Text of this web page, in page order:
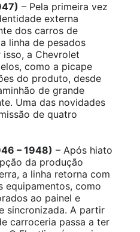
– Pela primeira vez
externa
dos carros de
linha de pesados
isso, a Chevrolet
como a picape
do produto, desde
de grande
Uma das novidades
de quatro
– 1948) – Após hiato
da produção
a linha retorna com
equipamentos, como
ao painel e
sincronizada. A partir
carroceria passa a ter